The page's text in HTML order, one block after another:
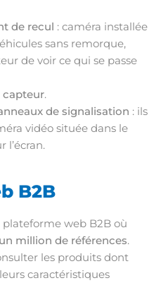
de recul : caméra installée
sans remorque,
de voir ce qui se passe
capteur.
de signalisation : ils
vidéo située dans le
l’écran.
B2B
web B2B où
un million de références.
les produits dont
caractéristiques